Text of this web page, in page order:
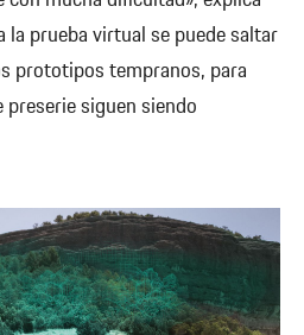
la prueba virtual se puede saltar
prototipos tempranos, para
siguen siendo